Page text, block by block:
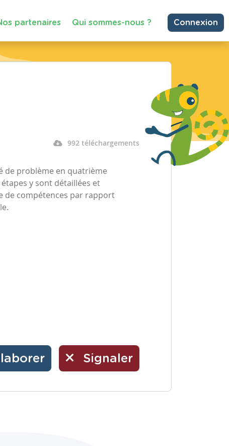
partenaires Qui sommes-nous ? Connexion
992 téléchargements
de problème en quatrième
y sont détaillées et
de compétences par rapport
Signaler